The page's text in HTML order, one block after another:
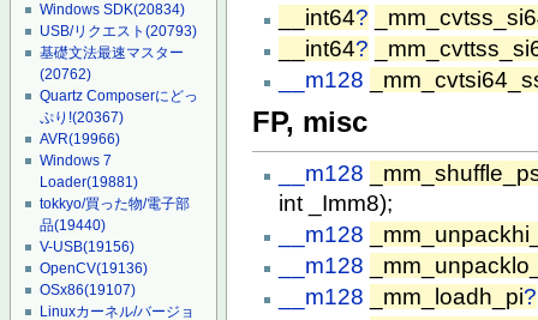
Windows SDK(20834)
USB/リクエスト(20793)
基礎文法最速マスター
(20762)
Quartz Composerにどっ
ぷり!(20367)
AVR(19966)
Windows 7
Loader(19881)
tokkyo/買った物/電子部
品(19440)
V-USB(19156)
OpenCV(19136)
OSx86(19107)
Linuxカーネル/バージョ
__int64?
__int64?
__m128
FP, misc
__m128
int _Imm8);
__m128
__m128
__m128
_mm_loadh_pi?